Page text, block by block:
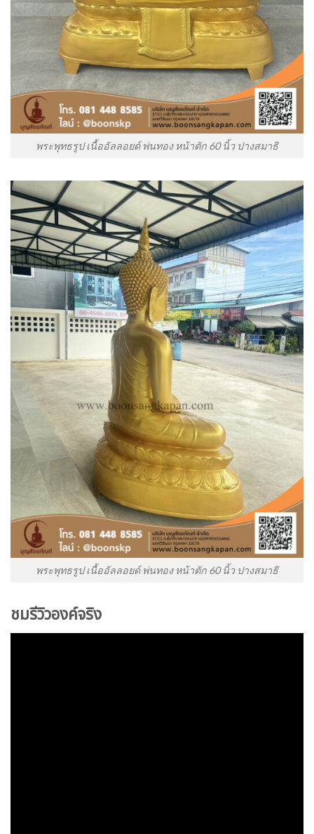
พระพุทธรูป เนื้ออัลลอยด์ พ่นทอง หน้าตัก 60 นิ้ว ปางสมาธิ
พระพุทธรูป เนื้ออัลลอยด์ พ่นทอง หน้าตัก 60 นิ้ว ปางสมาธิ
ชมรีวิวองค์จริง